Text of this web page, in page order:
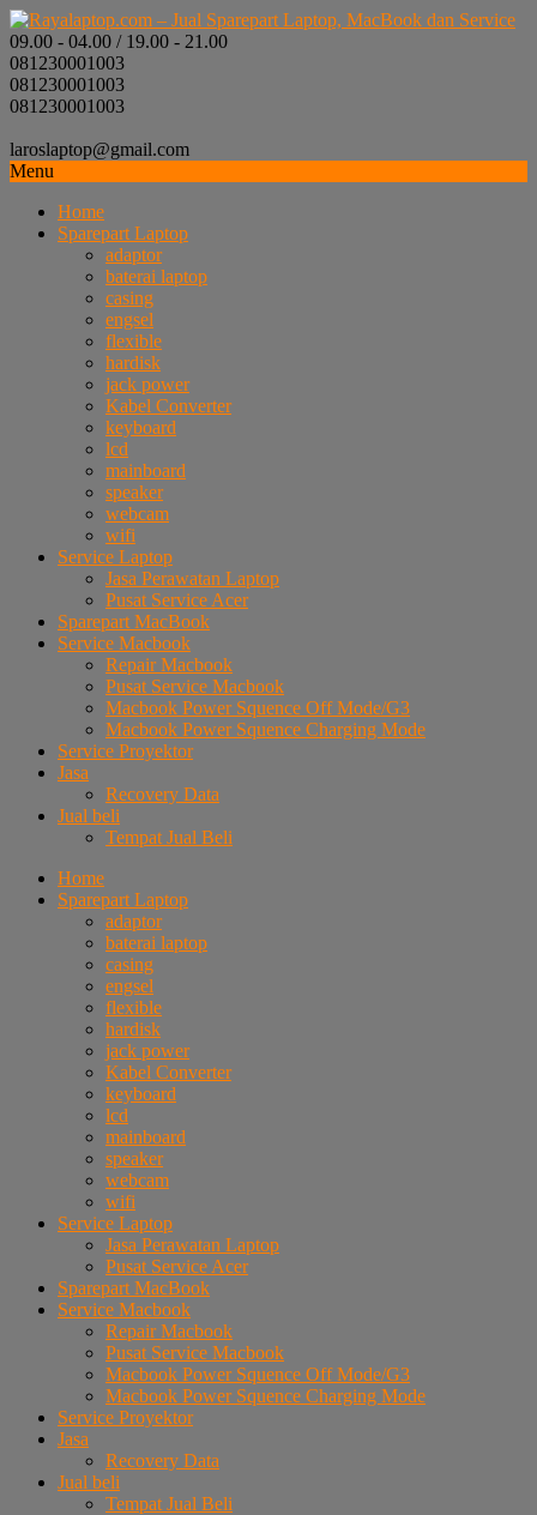
09.00 - 04.00 / 19.00 - 21.00
081230001003
081230001003
081230001003
laroslaptop@gmail.com
Menu
Home
Sparepart Laptop
adaptor
baterai laptop
casing
engsel
flexible
hardisk
jack power
Kabel Converter
keyboard
lcd
mainboard
speaker
webcam
wifi
Service Laptop
Jasa Perawatan Laptop
Pusat Service Acer
Sparepart MacBook
Service Macbook
Repair Macbook
Pusat Service Macbook
Macbook Power Squence Off Mode/G3
Macbook Power Squence Charging Mode
Service Proyektor
Jasa
Recovery Data
Jual beli
Tempat Jual Beli
Home
Sparepart Laptop
adaptor
baterai laptop
casing
engsel
flexible
hardisk
jack power
Kabel Converter
keyboard
lcd
mainboard
speaker
webcam
wifi
Service Laptop
Jasa Perawatan Laptop
Pusat Service Acer
Sparepart MacBook
Service Macbook
Repair Macbook
Pusat Service Macbook
Macbook Power Squence Off Mode/G3
Macbook Power Squence Charging Mode
Service Proyektor
Jasa
Recovery Data
Jual beli
Tempat Jual Beli